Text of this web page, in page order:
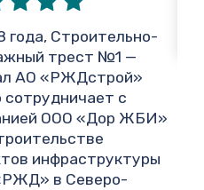
года, Строительно-
трест №1 —
АО «РЖДстрой»
сотрудничает с
ООО «Дор ЖБИ»
инфраструктуры
в Северо-